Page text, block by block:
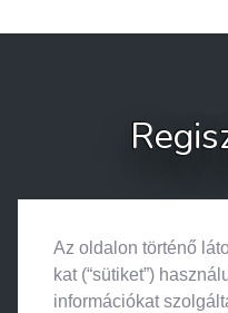
Az oldalon történő
kat (“sütiket”)
információkat